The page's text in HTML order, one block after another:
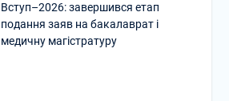
Вступ–2026: завершився етап
подання заяв на бакалаврат і
медичну магістратуру